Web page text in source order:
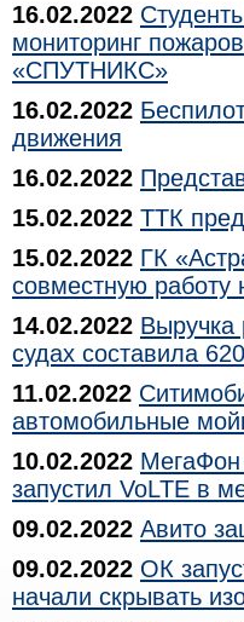
16.02.2022
мониторинг
«СПУТНИКС»
16.02.2022
движения
16.02.2022
15.02.2022 ТТК
15.02.2022 ГК
совместную работу
14.02.2022 Выручка
судах составила
11.02.2022
автомобильные
10.02.2022 МегаФон
запустил VoLTE в
09.02.2022 Авито
09.02.2022 ОК
начали скрывать